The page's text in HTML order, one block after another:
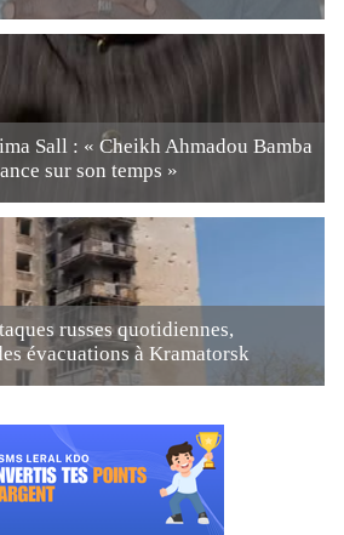
Sall : « Cheikh Ahmadou Bamba
sur son temps »
russes quotidiennes,
évacuations à Kramatorsk